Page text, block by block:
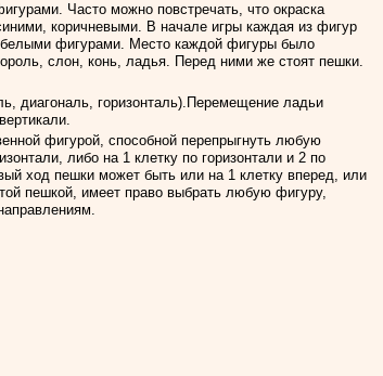
Часто можно повстречать, что окраска
коричневыми. В начале игры каждая из фигур
белыми фигурами. Место каждой фигуры было
слон, конь, ладья. Перед ними же стоят пешки.
диагональ, горизонталь).Перемещение ладьи
фигурой, способной перепрыгнуть любую
либо на 1 клетку по горизонтали и 2 по
ход пешки может быть или на 1 клетку вперед, или
пешкой, имеет право выбрать любую фигуру,